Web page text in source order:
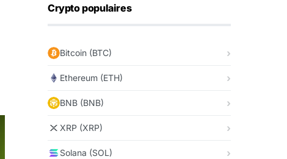
Crypto populaires
Bitcoin (BTC)
Ethereum (ETH)
BNB (BNB)
XRP (XRP)
Solana (SOL)